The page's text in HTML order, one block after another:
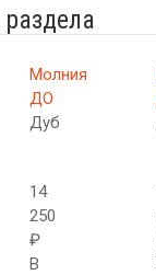
Молния
ДО
Дуб
14
250
₽
В